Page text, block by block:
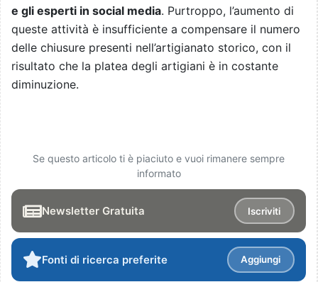
e gli esperti in social media. Purtroppo, l’aumento di
queste attività è insufficiente a compensare il numero
delle chiusure presenti nell’artigianato storico, con il
risultato che la platea degli artigiani è in costante
diminuzione.
Se questo articolo ti è piaciuto e vuoi rimanere sempre
informato
Newsletter Gratuita Iscriviti
Fonti di ricerca preferite Aggiungi